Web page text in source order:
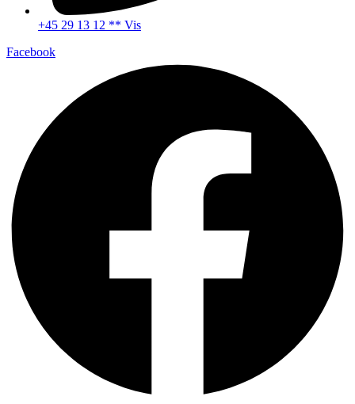
+45 29 13 12 ** Vis
Facebook